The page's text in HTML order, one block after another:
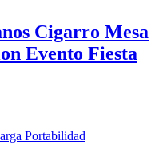
Cigarro Mesa
Evento Fiesta